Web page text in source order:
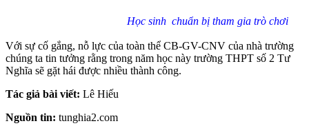
Học sinh chuẩn bị tham gia trò chơi
Với sự cố gắng, nỗ lực của toàn thể CB-GV-CNV của nhà trường
chúng ta tin tưởng rằng trong năm học này trường THPT số 2 Tư
Nghĩa sẽ gặt hái được nhiều thành công.
Tác giả bài viết: Lê Hiếu
Nguồn tin: tunghia2.com